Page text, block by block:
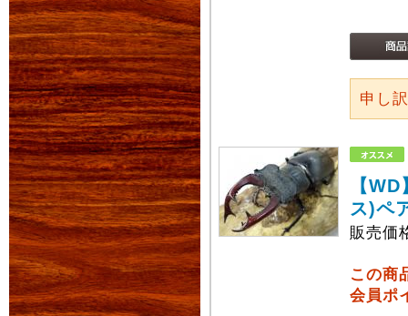
申し
【
ス)ペ
販売価
この商
会員ポ